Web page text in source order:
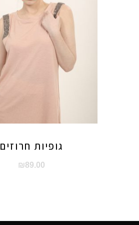
גופיות חרוזים
₪89.00